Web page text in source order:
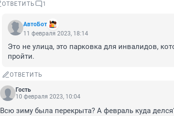
ОТВЕТИТЬ 1
АвтоБот
11 февраля 2023, 18:14
Это не улица, это парковка для инвалидов,
пройти.
ОТВЕТИТЬ
Гость
10 февраля 2023, 10:04
Всю зиму была перекрыта? А февраль куда